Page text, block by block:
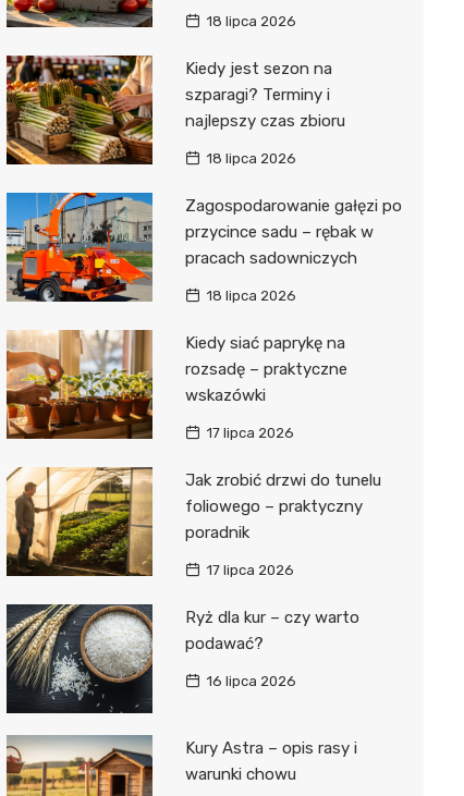
18 lipca 2026
Kiedy jest sezon na
szparagi? Terminy i
najlepszy czas zbioru
18 lipca 2026
Zagospodarowanie gałęzi po
przycince sadu – rębak w
pracach sadowniczych
18 lipca 2026
Kiedy siać paprykę na
rozsadę – praktyczne
wskazówki
17 lipca 2026
Jak zrobić drzwi do tunelu
foliowego – praktyczny
poradnik
17 lipca 2026
Ryż dla kur – czy warto
podawać?
16 lipca 2026
Kury Astra – opis rasy i
warunki chowu